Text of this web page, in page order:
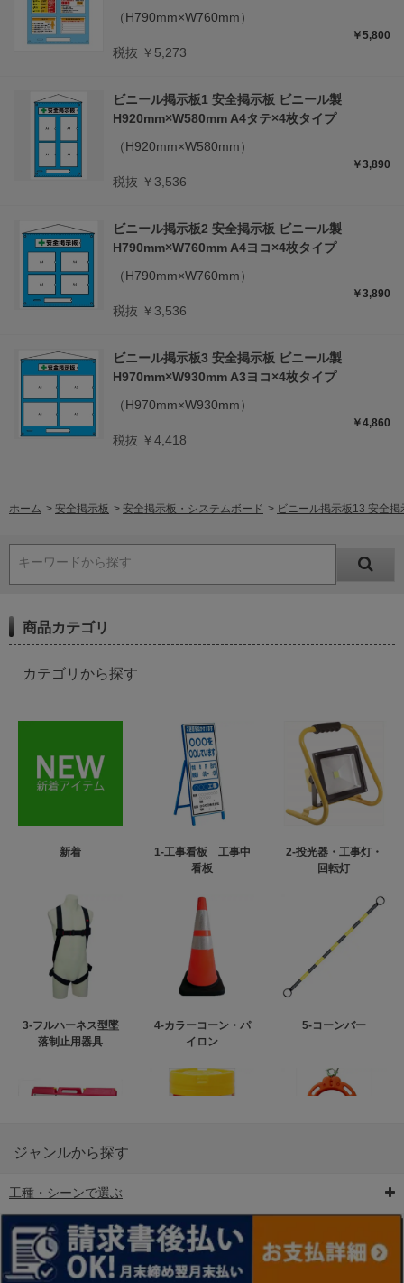
（H790mm×W760mm）
￥5,800
税抜 ￥5,273
ビニール掲示板1 安全掲示板 ビニール製
H920mm×W580mm A4タテ×4枚タイプ
（H920mm×W580mm）
￥3,890
税抜 ￥3,536
ビニール掲示板2 安全掲示板 ビニール製
H790mm×W760mm A4ヨコ×4枚タイプ
（H790mm×W760mm）
￥3,890
税抜 ￥3,536
ビニール掲示板3 安全掲示板 ビニール製
H970mm×W930mm A3ヨコ×4枚タイプ
（H970mm×W930mm）
￥4,860
税抜 ￥4,418
ホーム > 安全掲示板 > 安全掲示板・システムボード > ビニール掲示板13 安全
キーワードから探す
商品カテゴリ
カテゴリから探す
新着
1-工事看板 工事中
看板
2-投光器・工事灯・
回転灯
3-フルハーネス型墜
落制止用器具
4-カラーコーン・パ
イロン
5-コーンバー
6-矢印板/LED矢印板
ンス
ジャンルから探す
工種・シーンで選ぶ